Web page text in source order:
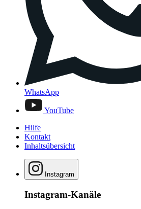
WhatsApp
YouTube
Hilfe
Kontakt
Inhaltsübersicht
Instagram
Instagram-Kanäle